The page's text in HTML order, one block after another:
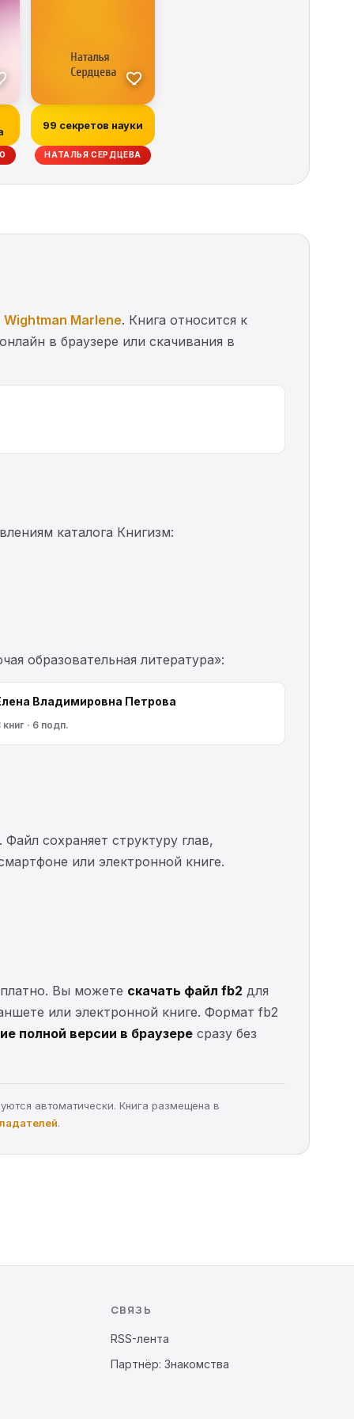
99 секретов науки
НАТАЛЬЯ СЕРДЦЕВА
Wightman Marlene. Книга относится к
в браузере или скачивания в
каталога Книгизм:
образовательная литература»:
Владимировна Петрова
книг · 6 подп.
сохраняет структуру глав,
или электронной книге.
Вы можете скачать файл fb2 для
или электронной книге. Формат fb2
полной версии в браузере сразу без
автоматически. Книга размещена в
.
СВЯЗЬ
RSS-лента
Партнёр: Знакомства